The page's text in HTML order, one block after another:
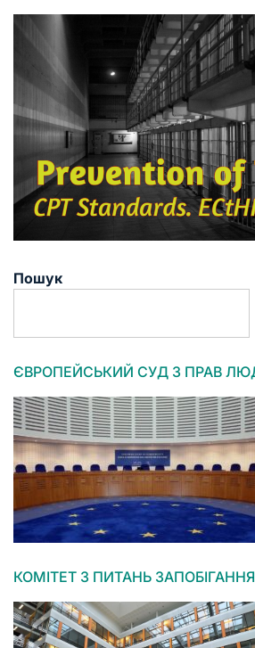
Пошук
ЄВРОПЕЙСЬКИЙ СУД З ПРАВ
КОМІТЕТ З ПИТАНЬ